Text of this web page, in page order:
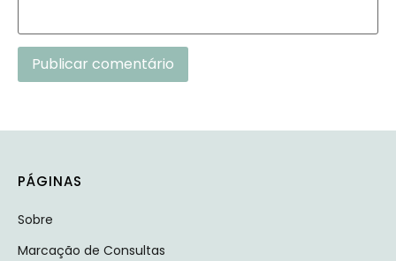
PÁGINAS
Sobre
Marcação de Consultas